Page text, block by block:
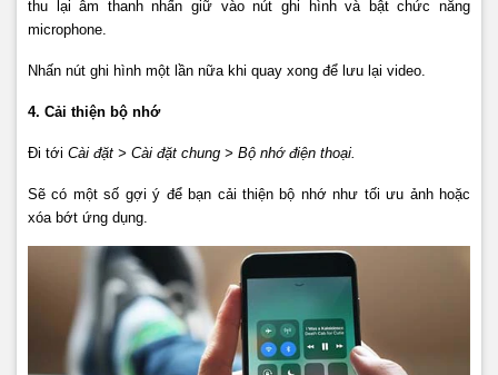
thu lại âm thanh nhấn giữ vào nút ghi hình và bật chức năng
microphone.
Nhấn nút ghi hình một lần nữa khi quay xong để lưu lại video.
4. Cải thiện bộ nhớ
Đi tới Cài đặt > Cài đặt chung > Bộ nhớ điện thoại.
Sẽ có một số gợi ý để bạn cải thiện bộ nhớ như tối ưu ảnh hoặc
xóa bớt ứng dụng.